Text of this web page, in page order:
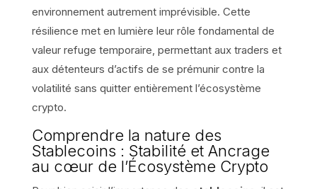
environnement autrement imprévisible. Cette
résilience met en lumière leur rôle fondamental de
valeur refuge temporaire, permettant aux traders et
aux détenteurs d’actifs de se prémunir contre la
volatilité sans quitter entièrement l’écosystème
crypto.
Comprendre la nature des
Stablecoins : Stabilité et Ancrage
au cœur de l’Écosystème Crypto